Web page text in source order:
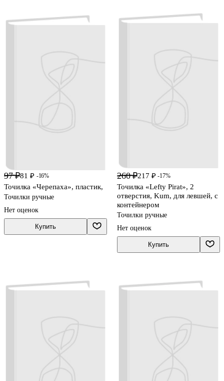
97 ₽81 ₽ -16%
Точилка «Черепаха», пластик,
Точилки ручные
Нет оценок
Купить
260 ₽217 ₽ -17%
Точилка «Lefty Pirat», 2
отверстия, Kum, для левшей, с
контейнером
Точилки ручные
Нет оценок
Купить